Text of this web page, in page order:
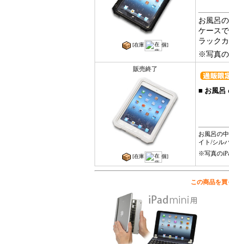
[在庫 個]
お風呂
ケース
ラック
※写真の
販売終了
[在庫 個]
■ お風呂
お風呂の
イト/シル
※写真の
この商品を